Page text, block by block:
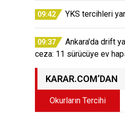
09:42 YKS tercihleri
09:37
Ankara'da drift
ceza: 11 sürücüye ev
KARAR.COM’DAN
Okurların Tercihi